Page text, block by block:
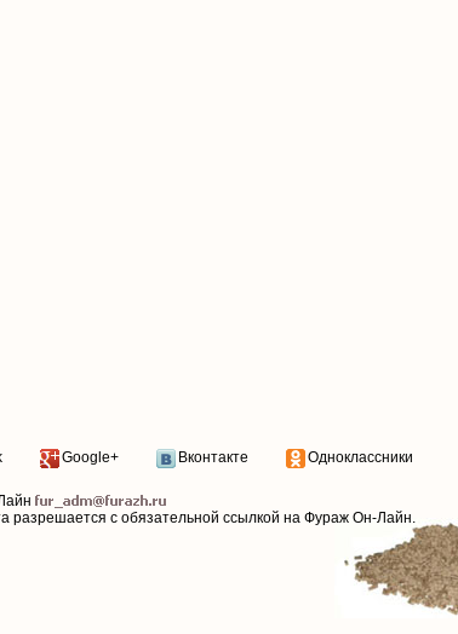
Google+ Вконтакте Одноклассники
разрешается с обязательной ссылкой на Фураж Он-Лайн.